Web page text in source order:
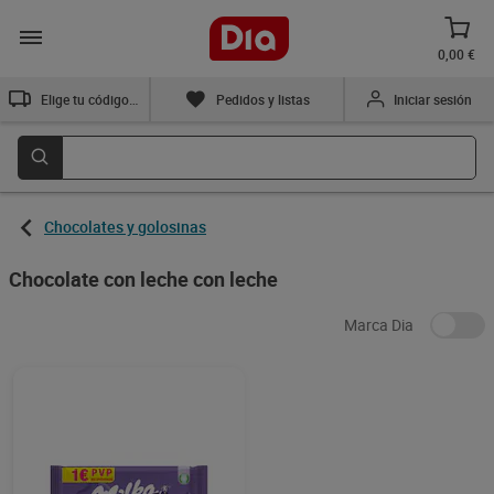
0,00 €
Pedidos y listas Iniciar sesión
Chocolates y golosinas
Chocolate con leche con leche
Marca Dia